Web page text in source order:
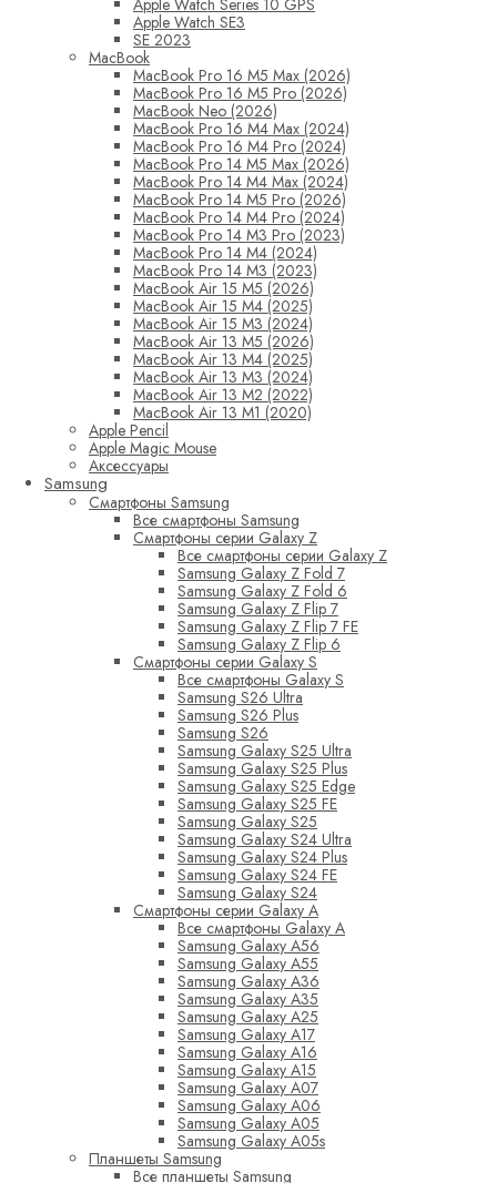
Apple Watch Series 10 GPS
Apple Watch SE3
SE 2023
MacBook
MacBook Pro 16 M5 Max (2026)
MacBook Pro 16 M5 Pro (2026)
MacBook Neo (2026)
MacBook Pro 16 M4 Max (2024)
MacBook Pro 16 M4 Pro (2024)
MacBook Pro 14 M5 Max (2026)
MacBook Pro 14 M4 Max (2024)
MacBook Pro 14 M5 Pro (2026)
MacBook Pro 14 M4 Pro (2024)
MacBook Pro 14 M3 Pro (2023)
MacBook Pro 14 M4 (2024)
MacBook Pro 14 M3 (2023)
MacBook Air 15 M5 (2026)
MacBook Air 15 M4 (2025)
MacBook Air 15 M3 (2024)
MacBook Air 13 M5 (2026)
MacBook Air 13 M4 (2025)
MacBook Air 13 M3 (2024)
MacBook Air 13 M2 (2022)
MacBook Air 13 M1 (2020)
Apple Pencil
Apple Magic Mouse
Аксессуары
Samsung
Смартфоны Samsung
Все смартфоны Samsung
Смартфоны серии Galaxy Z
Все смартфоны серии Galaxy Z
Samsung Galaxy Z Fold 7
Samsung Galaxy Z Fold 6
Samsung Galaxy Z Flip 7
Samsung Galaxy Z Flip 7 FE
Samsung Galaxy Z Flip 6
Смартфоны серии Galaxy S
Все смартфоны Galaxy S
Samsung S26 Ultra
Samsung S26 Plus
Samsung S26
Samsung Galaxy S25 Ultra
Samsung Galaxy S25 Plus
Samsung Galaxy S25 Edge
Samsung Galaxy S25 FE
Samsung Galaxy S25
Samsung Galaxy S24 Ultra
Samsung Galaxy S24 Plus
Samsung Galaxy S24 FE
Samsung Galaxy S24
Смартфоны серии Galaxy A
Все смартфоны Galaxy A
Samsung Galaxy A56
Samsung Galaxy A55
Samsung Galaxy A36
Samsung Galaxy A35
Samsung Galaxy A25
Samsung Galaxy A17
Samsung Galaxy A16
Samsung Galaxy A15
Samsung Galaxy A07
Samsung Galaxy A06
Samsung Galaxy A05
Samsung Galaxy A05s
Планшеты Samsung
Все планшеты Samsung